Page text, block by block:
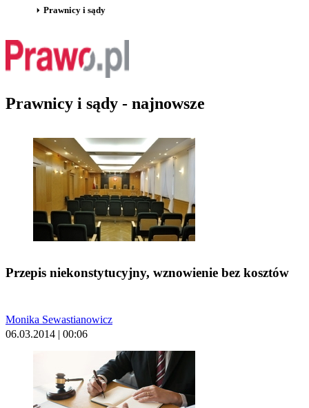
Prawnicy i sądy
Prawnicy i sądy - najnowsze
Przepis niekonstytucyjny, wznowienie bez kosztów
Monika Sewastianowicz
06.03.2014 | 00:06